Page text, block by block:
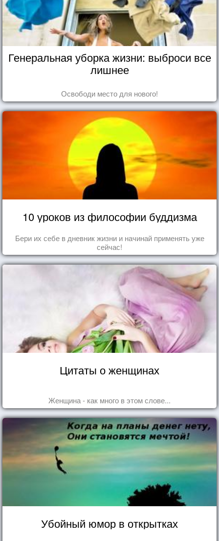
Генеральная уборка жизни: выброси все
лишнее
Освободи место для нового!
10 уроков из философии буддизма
Бери их себе в дневник жизни и начинай применять уже
сейчас!
Цитаты о женщинах
Женщина - как много в этом слове...
Убойный юмор в открытках